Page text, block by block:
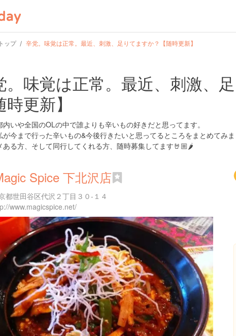
ップ 辛党。味覚は正常。最近、刺激、足りてますか？【随時更新】
。味覚は正常。最近、刺激、
時更新】
内いや全国のOLの中で誰よりも辛いもの好きだと思ってます。
が今まで行った辛いもの&今後行きたいと思ってるところをまとめてみま
ある方、そして同行してくれる方、随時募集してます🤘🏼🌶
Spice 下北沢店
都世田谷区代沢２丁目３０-１４
www.magicspice.net/